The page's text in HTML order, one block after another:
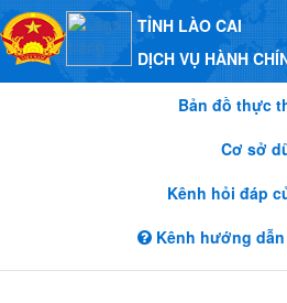
TỈNH LÀO CAI
DỊCH VỤ HÀNH
Bản đồ thực
Cơ sở
Kênh hỏi đáp
Kênh hướng dẫn